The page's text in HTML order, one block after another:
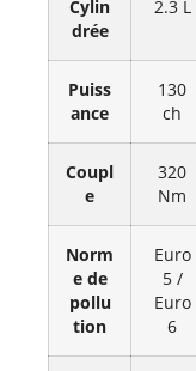
Cylin
drée
2.3 L
Puiss
ance
130
ch
Coupl
e
320
Nm
Norm
e de
pollu
tion
Euro
5 /
Euro
6